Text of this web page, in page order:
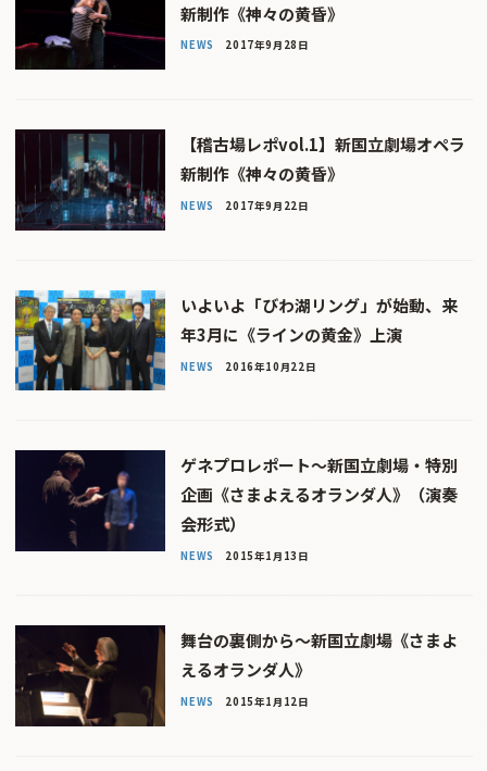
新制作《神々の黄昏》
NEWS 2017年9月28日
【稽古場レポvol.1】新国立劇場オペラ
新制作《神々の黄昏》
NEWS 2017年9月22日
いよいよ「びわ湖リング」が始動、来
年3月に《ラインの黄金》上演
NEWS 2016年10月22日
ゲネプロレポート〜新国立劇場・特別
企画《さまよえるオランダ人》（演奏
会形式）
NEWS 2015年1月13日
舞台の裏側から〜新国立劇場《さまよ
えるオランダ人》
NEWS 2015年1月12日